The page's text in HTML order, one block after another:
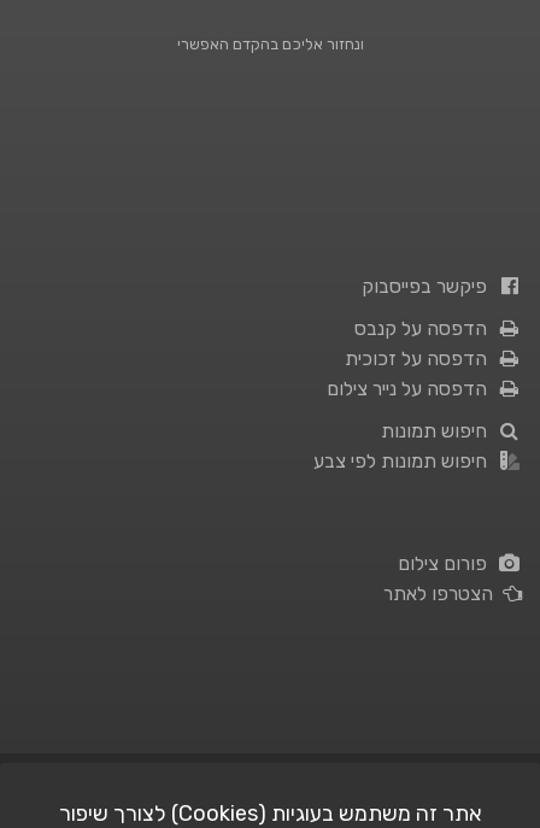
ונחזור אליכם בהקדם האפשרי
פיקשר בפייסבוק
הדפסה על קנבס
הדפסה על זכוכית
הדפסה על נייר צילום
חיפוש תמונות
חיפוש תמונות לפי צבע
פורום צילום
הצטרפו לאתר
אתר זה משתמש בעוגיות (Cookies) לצורך שיפור